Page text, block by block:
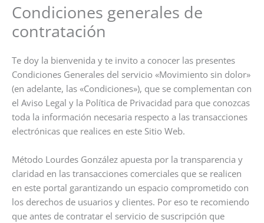
Condiciones generales de
contratación
Te doy la bienvenida y te invito a conocer las presentes
Condiciones Generales del servicio «Movimiento sin dolor»
(en adelante, las «Condiciones»), que se complementan con
el Aviso Legal y la Política de Privacidad para que conozcas
toda la información necesaria respecto a las transacciones
electrónicas que realices en este Sitio Web.
Método Lourdes González apuesta por la transparencia y
claridad en las transacciones comerciales que se realicen
en este portal garantizando un espacio comprometido con
los derechos de usuarios y clientes. Por eso te recomiendo
que antes de contratar el servicio de suscripción que